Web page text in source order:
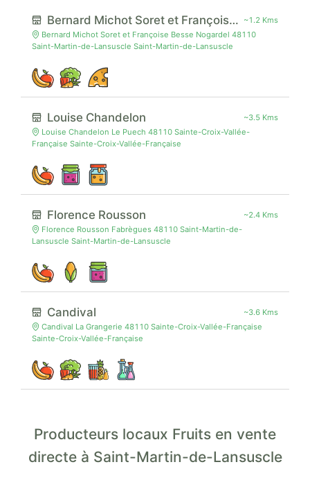
Bernard Michot Soret et Françoise Besse
~1.2 Kms
Bernard Michot Soret et Françoise Besse Nogardel 48110
Saint-Martin-de-Lansuscle Saint-Martin-de-Lansuscle
Louise Chandelon
~3.5 Kms
Louise Chandelon Le Puech 48110 Sainte-Croix-Vallée-
Française Sainte-Croix-Vallée-Française
Florence Rousson
~2.4 Kms
Florence Rousson Fabrègues 48110 Saint-Martin-de-
Lansuscle Saint-Martin-de-Lansuscle
Candival
~3.6 Kms
Candival La Grangerie 48110 Sainte-Croix-Vallée-Française
Sainte-Croix-Vallée-Française
Producteurs locaux Fruits en vente
directe à Saint-Martin-de-Lansuscle